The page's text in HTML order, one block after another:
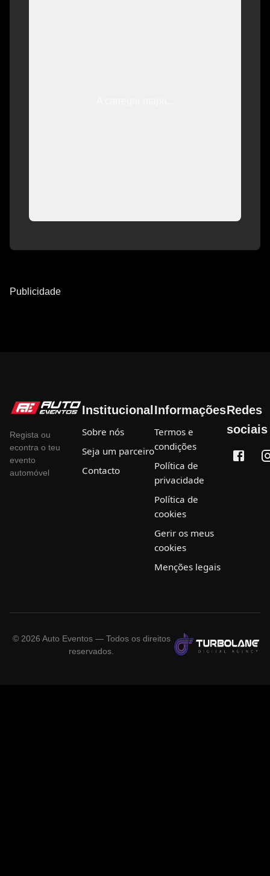
Publicidade
Regista ou
econtra o teu
evento
automóvel
Institucional
Sobre nós
Seja um parceiro
Contacto
Informações
Termos e
condições
Política de
privacidade
Política de
cookies
Gerir os meus
cookies
Menções legais
Redes
sociais
© 2026 Auto Eventos — Todos os direitos
reservados.